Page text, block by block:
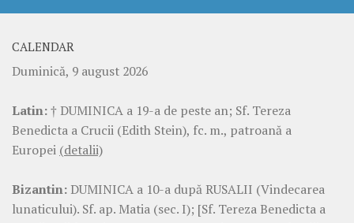
CALENDAR
Duminică, 9 august 2026
Latin:† DUMINICA a 19-a de peste an; Sf. Tereza
Benedicta a Crucii (Edith Stein), fc. m., patroană a
Europei (detalii)
Bizantin: DUMINICA a 10-a după RUSALII (Vindecarea
lunaticului). Sf. ap. Matia (sec. I); [Sf. Tereza Benedicta a